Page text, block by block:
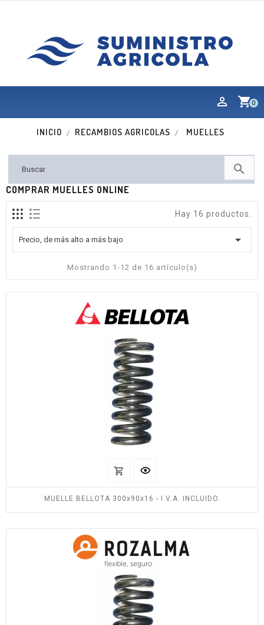
shopping_cart0
INICIO RECAMBIOS AGRICOLAS MUELLES

COMPRAR MUELLES ONLINE
Hay 16 productos.
Precio, de más alto a más bajo 
Mostrando 1-12 de 16 artículo(s)
MUELLE BELLOTA 300x90x16 - I.V.A. INCLUIDO.